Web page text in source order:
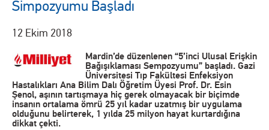
Simpozyumu Başladı
12 Ekim 2018
Mardin’de düzenlenen “5’inci Ulusal Erişkin
Bağışıklaması Sempozyumu” başladı. Gazi
Üniversitesi Tıp Fakültesi Enfeksiyon
Hastalıkları Ana Bilim Dalı Öğretim Üyesi Prof. Dr. Esin
Şenol, aşının tartışmaya hiç gerek olmayacak bir biçimde
insanın ortalama ömrü 25 yıl kadar uzatmış bir uygulama
olduğunu belirterek, 1 yılda 25 milyon hayat kurtardığına
dikkat çekti.